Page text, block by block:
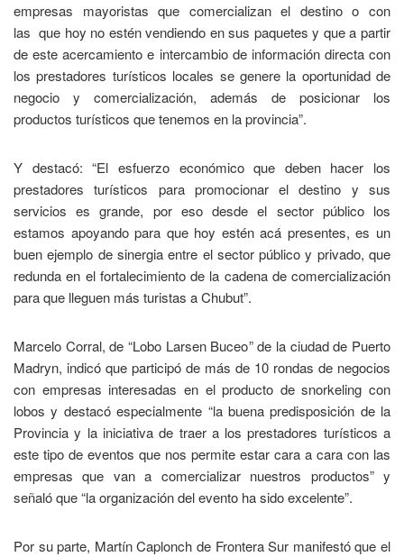
empresas mayoristas que comercializan el destino o con
las que hoy no estén vendiendo en sus paquetes y que a partir
de este acercamiento e intercambio de información directa con
los prestadores turísticos locales se genere la oportunidad de
negocio y comercialización, además de posicionar los
productos turísticos que tenemos en la provincia”.
Y destacó: “El esfuerzo económico que deben hacer los
prestadores turísticos para promocionar el destino y sus
servicios es grande, por eso desde el sector público los
estamos apoyando para que hoy estén acá presentes, es un
buen ejemplo de sinergia entre el sector público y privado, que
redunda en el fortalecimiento de la cadena de comercialización
para que lleguen más turistas a Chubut”.
Marcelo Corral, de “Lobo Larsen Buceo” de la ciudad de Puerto
Madryn, indicó que participó de más de 10 rondas de negocios
con empresas interesadas en el producto de snorkeling con
lobos y destacó especialmente “la buena predisposición de la
Provincia y la iniciativa de traer a los prestadores turísticos a
este tipo de eventos que nos permite estar cara a cara con las
empresas que van a comercializar nuestros productos” y
señaló que “la organización del evento ha sido excelente”.
Por su parte, Martín Caplonch de Frontera Sur manifestó que el